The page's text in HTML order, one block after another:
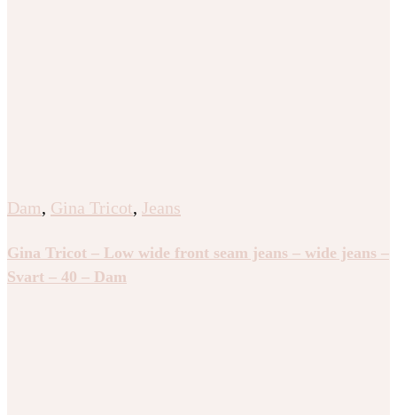
Dam, Gina Tricot, Jeans
Gina Tricot – Low wide front seam jeans – wide jeans –
Svart – 40 – Dam